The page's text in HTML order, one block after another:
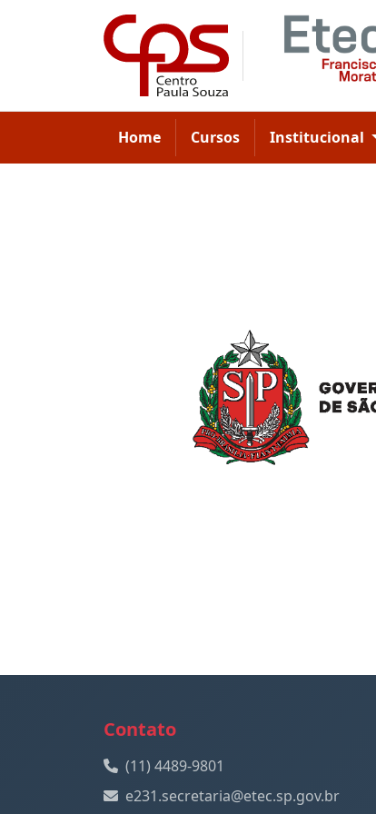
Home Cursos Institucional
Contato
(11) 4489-9801
e231.secretaria@etec.sp.gov.br